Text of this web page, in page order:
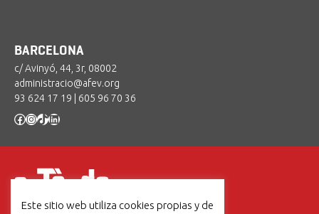
BARCELONA
c/ Avinyó, 44, 3r, 08002
administracio@afev.org
93 624 17 19
605 96 70 36
Facebook
Instagram
TikTok
LinkedIn
Este sitio web utiliza cookies propias y de